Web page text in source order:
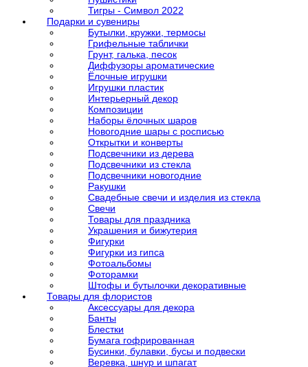
Тигры - Символ 2022
Подарки и сувениры
Бутылки, кружки, термосы
Грифельные таблички
Грунт, галька, песок
Диффузоры ароматические
Ёлочные игрушки
Игрушки пластик
Интерьерный декор
Композиции
Наборы ёлочных шаров
Новогодние шары с росписью
Открытки и конверты
Подсвечники из дерева
Подсвечники из стекла
Подсвечники новогодние
Ракушки
Свадебные свечи и изделия из стекла
Свечи
Товары для праздника
Украшения и бижутерия
Фигурки
Фигурки из гипса
Фотоальбомы
Фоторамки
Штофы и бутылочки декоративные
Товары для флористов
Аксессуары для декора
Банты
Блестки
Бумага гофрированная
Бусинки, булавки, бусы и подвески
Веревка, шнур и шпагат